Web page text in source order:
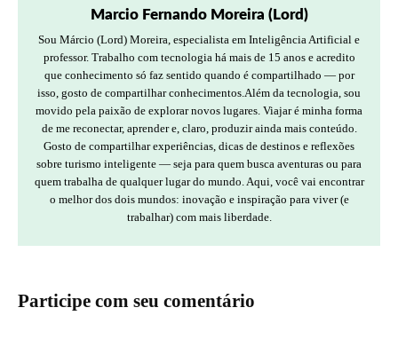
Marcio Fernando Moreira (Lord)
Sou Márcio (Lord) Moreira, especialista em Inteligência Artificial e
professor. Trabalho com tecnologia há mais de 15 anos e acredito
que conhecimento só faz sentido quando é compartilhado — por
isso, gosto de compartilhar conhecimentos.Além da tecnologia, sou
movido pela paixão de explorar novos lugares. Viajar é minha forma
de me reconectar, aprender e, claro, produzir ainda mais conteúdo.
Gosto de compartilhar experiências, dicas de destinos e reflexões
sobre turismo inteligente — seja para quem busca aventuras ou para
quem trabalha de qualquer lugar do mundo. Aqui, você vai encontrar
o melhor dos dois mundos: inovação e inspiração para viver (e
trabalhar) com mais liberdade.
Participe com seu comentário